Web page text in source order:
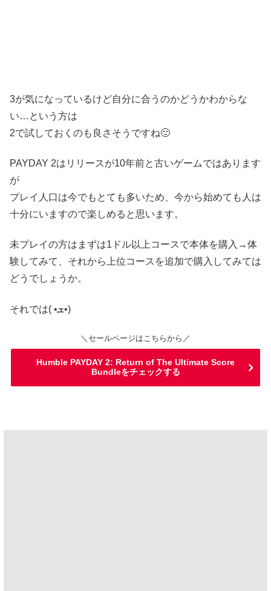
3が気になっているけど自分に合うのかどうかわからな
い…という方は
2で試しておくのも良さそうですね🙂
PAYDAY 2はリリースが10年前と古いゲームではあります
が
プレイ人口は今でもとても多いため、今から始めても人は
十分にいますので楽しめると思います。
未プレイの方はまずは1ドル以上コースで本体を購入→体
験してみて、それから上位コースを追加で購入してみては
どうでしょうか。
それでは( •ܫ•)
＼セールページはこちらから／
Humble PAYDAY 2: Return of The Ultimate Score
Bundleをチェックする